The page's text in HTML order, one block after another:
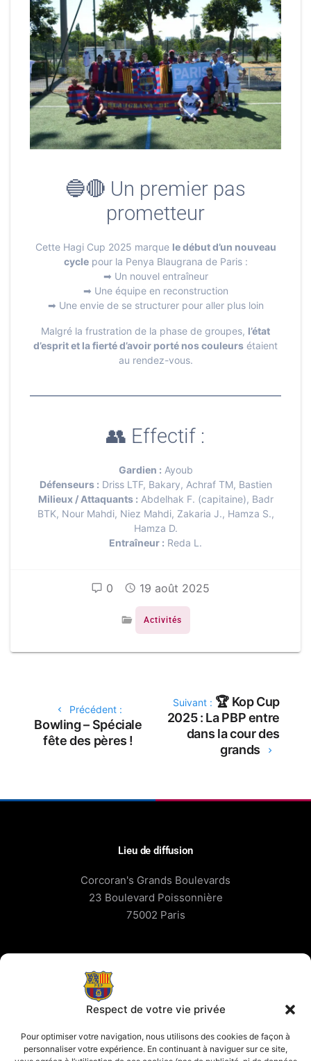
Respect de votre vie privée
Pour optimiser votre navigation, nous utilisons des cookies de façon à
personnaliser votre expérience. En continuant à naviguer sur ce site,
🔵🔴 Un premier pas
prometteur
Cette Hagi Cup 2025 marque le début d’un nouveau
cyclepour la Penya Blaugrana de Paris :
➡ Un nouvel entraîneur
➡ Une équipe en reconstruction
➡ Une envie de se structurer pour aller plus loin
Malgré la frustration de la phase de groupes, l’état
d’esprit et la fierté d’avoir porté nos couleurs étaient
au rendez-vous.
👥 Effectif :
Gardien : Ayoub
Défenseurs : Driss LTF, Bakary, Achraf TM, Bastien
Milieux / Attaquants : Abdelhak F. (capitaine), Badr
BTK, Nour Mahdi, Niez Mahdi, Zakaria J., Hamza S.,
Hamza D.
Entraîneur : Reda L.
0 19 août 2025
Activités
Précédent :
Bowling – Spéciale
fête des pères !
Suivant : 🏆 Kop Cup
2025 : La PBP entre
dans la cour des
grands
Lieu de diffusion
Corcoran's Grands Boulevards
23 Boulevard Poissonnière
75002 Paris
contact@parisblaugrana.fr
À propos